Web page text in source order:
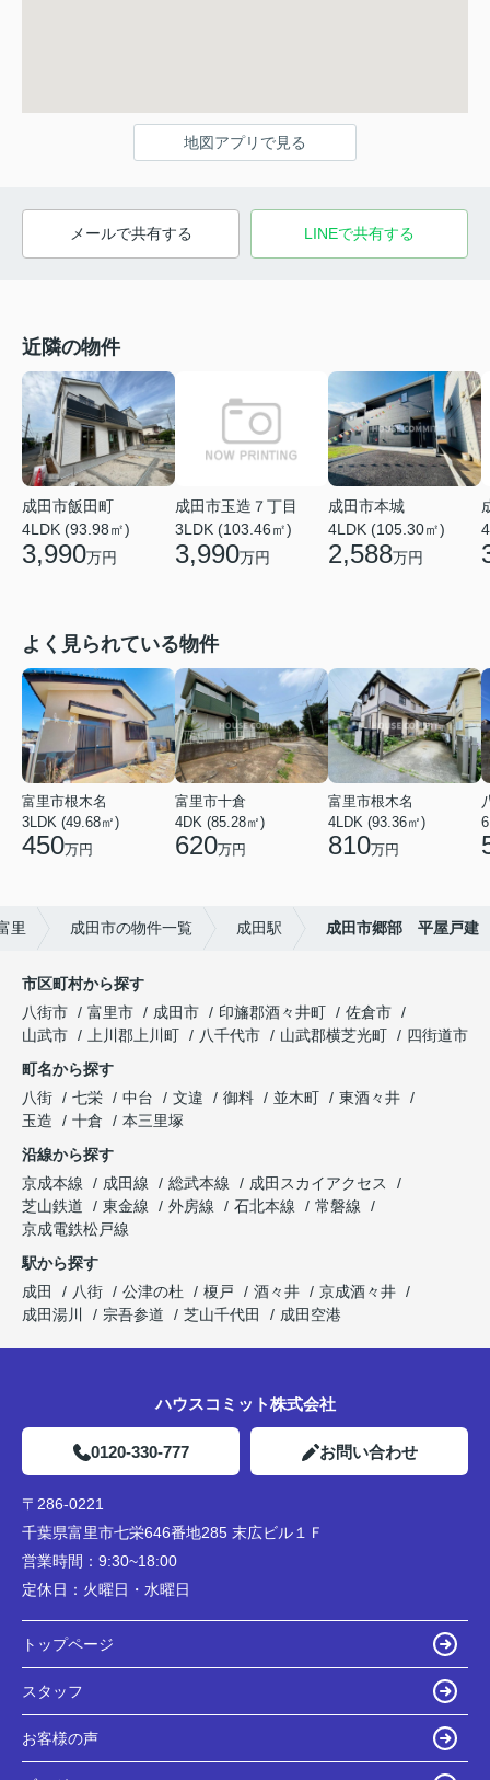
地図アプリで見る
メールで共有する LINEで共有する
近隣の物件
成田市飯田町
4LDK (93.98㎡)
3,990万円
成田市玉造７丁目
3LDK (103.46㎡)
3,990万円
成田市本城
4LDK (105.30㎡)
2,588万円
よく見られている物件
富里市根木名
3LDK (49.68㎡)
450万円
富里市十倉
4DK (85.28㎡)
620万円
富里市根木名
4LDK (93.36㎡)
810万円
里 成田市の物件一覧 成田駅 成田市郷部 平屋戸建
市区町村から探す
八街市
富里市 成田市 印旛郡酒々井町
佐倉市
山武市
上川郡上川町 八千代市 山武郡横芝光町
四街道市
町名から探す
八街
七栄 中台 文違 御料 並木町
東酒々井
玉造
十倉
本三里塚
沿線から探す
京成本線
成田線 総武本線
成田スカイアクセス
芝山鉄道
東金線 外房線 石北本線
常磐線
京成電鉄松戸線
駅から探す
成田
八街 公津の杜 榎戸 酒々井
京成酒々井
成田湯川
宗吾参道 芝山千代田 成田空港
ハウスコミット株式会社
0120-330-777 お問い合わせ
〒286-0221
千葉県富里市七栄646番地285 末広ビル１Ｆ
営業時間： 9:30~18:00
定休日： 火曜日・水曜日
トップページ
スタッフ
お客様の声